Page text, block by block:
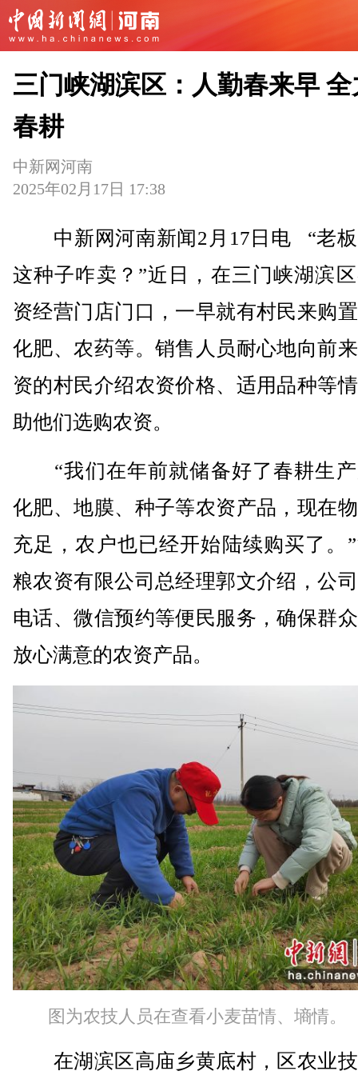
三门峡湖滨区：人勤春来早
春耕
中新网河南
2025年02月17日 17:38
中新网河南新闻2月17日电 “老板
这种子咋卖？”近日，在三门峡湖滨
资经营门店门口，一早就有村民来购
化肥、农药等。销售人员耐心地向前
资的村民介绍农资价格、适用品种等
助他们选购农资。
“我们在年前就储备好了春耕生产
化肥、地膜、种子等农资产品，现在
充足，农户也已经开始陆续购买了。
粮农资有限公司总经理郭文介绍，公
电话、微信预约等便民服务，确保群
放心满意的农资产品。
图为农技人员在查看小麦苗情、墒情。
在湖滨区高庙乡黄底村，区农业